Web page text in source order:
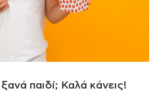
παιδί; Καλά κάνεις!